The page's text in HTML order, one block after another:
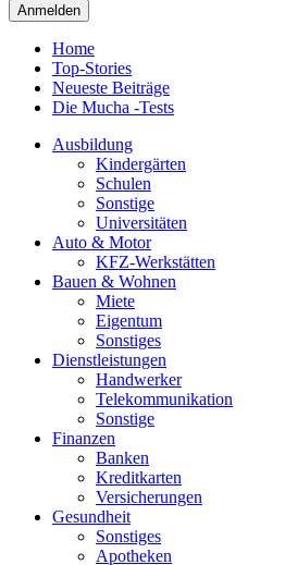
Home
Top-Stories
Neueste Beiträge
Die Mucha -Tests
Ausbildung
Kindergärten
Schulen
Sonstige
Universitäten
Auto & Motor
KFZ-Werkstätten
Bauen & Wohnen
Miete
Eigentum
Sonstiges
Dienstleistungen
Handwerker
Telekommunikation
Sonstige
Finanzen
Banken
Kreditkarten
Versicherungen
Gesundheit
Sonstiges
Apotheken